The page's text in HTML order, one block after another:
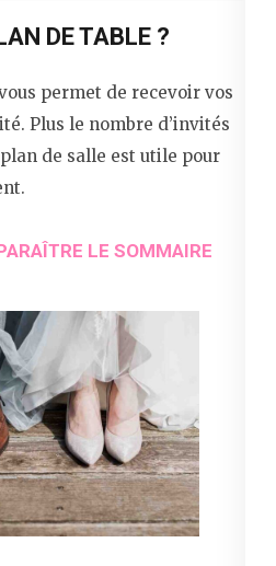
DE TABLE ?
permet de recevoir vos
Plus le nombre d’invités
de salle est utile pour
LE SOMMAIRE